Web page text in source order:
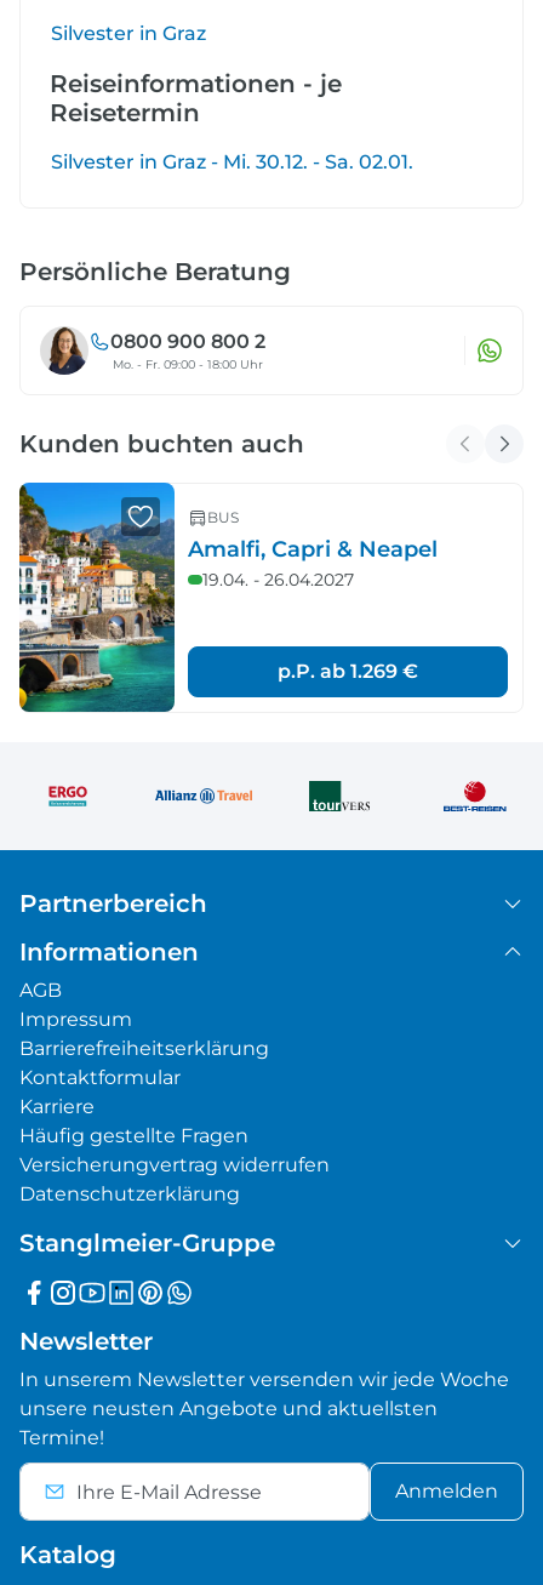
Silvester in Graz
Reiseinformationen - je
Reisetermin
Silvester in Graz - Mi. 30.12. - Sa. 02.01.
Persönliche Beratung
0800 900 800 2
Mo. - Fr. 09:00 - 18:00 Uhr
Kunden buchten auch
BUS
Amalfi, Capri & Neapel
19.04. - 26.04.2027
p.P. ab 1.269 €
Partnerbereich
Informationen
AGB
Impressum
Barrierefreiheitserklärung
Kontaktformular
Karriere
Häufig gestellte Fragen
Versicherungvertrag widerrufen
Datenschutzerklärung
Stanglmeier-Gruppe
Newsletter
In unserem Newsletter versenden wir jede Woche
unsere neusten Angebote und aktuellsten
Termine!
Anmelden
Katalog